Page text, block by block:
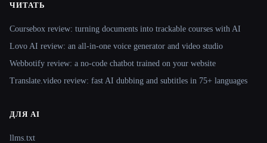
ЧИТАТЬ
Coursebox review: turning documents into trackable courses with AI
Lovo AI review: an all-in-one voice generator and video studio
Webbotify review: a no-code chatbot trained on your website
Translate.video review: fast AI dubbing and subtitles in 75+ languages
ДЛЯ AI
llms.txt